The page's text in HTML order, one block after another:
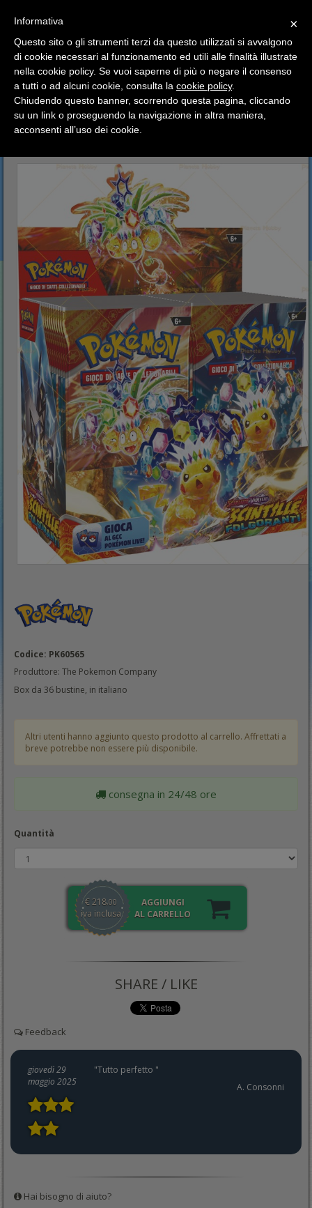
HOME Pokemon
Box Italiani
Box Pokemon Scarlatto e Violetto Scintille Folgoranti
Box Pokemon Scarlatto e
Violetto Scintille Folgoranti
Codice: PK60565
Produttore: The Pokemon Company
Box da 36 bustine, in italiano
Altri utenti hanno aggiunto questo prodotto al carrello. Affrettati a
breve potrebbe non essere più disponibile.
consegna in 24/48 ore
Quantità
€218,00
iva inclusa
AGGIUNGI
AL CARRELLO
SHARE / LIKE
Feedback
giovedì 29
maggio 2025
"Tutto perfetto "
A. Consonni
Hai bisogno di aiuto?
×
Ciao a tutti, il negozio sarà chiuso dal 9/08 al 24/08
compreso.
Tutti gli ordini effettuati dopo le 15:00 del 07/08 verranno
spediti a partire dal giorno 25/08.
Buone vacanze a tutti dallo staff di Pianeta Hobby
×
Informativa
Questo sito o gli strumenti terzi da questo utilizzati si avvalgono
di cookie necessari al funzionamento ed utili alle finalità illustrate
nella cookie policy. Se vuoi saperne di più o negare il consenso
a tutti o ad alcuni cookie, consulta la cookie policy.
Chiudendo questo banner, scorrendo questa pagina, cliccando
su un link o proseguendo la navigazione in altra maniera,
acconsenti all’uso dei cookie.